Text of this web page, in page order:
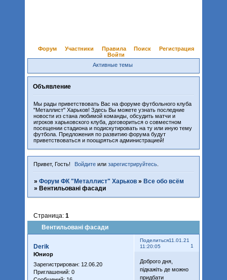
Форум Участники Правила Поиск
Регистрация
Войти
Активные темы
Объявление
Мы рады приветствовать Вас на форуме футбольного клуба
"Металлист" Харьков! Здесь Вы можете узнать последние
новости из стана любимой команды, обсудить матчи и
игроков харьковского клуба, договориться о совместном
посещении стадиона и подискутировать на ту или иную тему
футбола. Предложения по развитию форума будут
приветствоваться и поощряться администрацией!
Привет, Гость! Войдите илизарегистрируйтесь
» Форум ФК "Металлист" Харьков » Все обо всём
» Вентильовані фасади
Вентильовані фасади
Страница: 1
Поделиться
1
11.01.21
11:20:05
Derik
Юниор
Зарегистрирован: 12.06.20
Приглашений: 0
Доброго дня,
підкажіть де можно
придбати